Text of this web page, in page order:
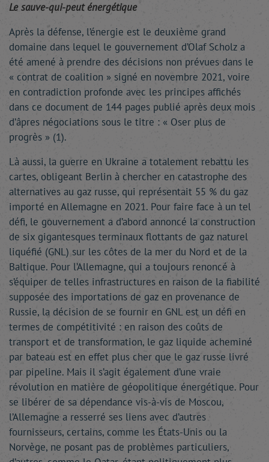
Le sauve-qui-peut énergétique
Après la défense, l’énergie est le deuxième grand
domaine dans lequel le gouvernement d’Olaf Scholz a
été amené à prendre des décisions non prévues dans le
« contrat de coalition » signé en novembre 2021, voire
en contradiction profonde avec les principes affichés
dans ce document de 144 pages publié après deux mois
d’âpres négociations sous le titre : « Oser plus de
progrès » (1).
Là aussi, la guerre en Ukraine a totalement rebattu les
cartes, obligeant Berlin à chercher en catastrophe des
alternatives au gaz russe, qui représentait 55 % du gaz
importé en Allemagne en 2021. Pour faire face à un tel
défi, le gouvernement a d’abord annoncé la construction
de six gigantesques terminaux flottants de gaz naturel
liquéfié (GNL) sur les côtes de la mer du Nord et de la
Baltique. Pour l’Allemagne, qui a toujours renoncé à
s’équiper de telles infrastructures en raison de la fiabilité
supposée des importations de gaz en provenance de
Russie, la décision de se fournir en GNL est un défi en
termes de compétitivité : en raison des coûts de
transport et de transformation, le gaz liquide acheminé
par bateau est en effet plus cher que le gaz russe livré
par pipeline. Mais il s’agit également d’une vraie
révolution en matière de géopolitique énergétique. Pour
se libérer de sa dépendance vis-à-vis de Moscou,
l’Allemagne a resserré ses liens avec d’autres
fournisseurs, certains, comme les États-Unis ou la
Norvège, ne posant pas de problèmes particuliers,